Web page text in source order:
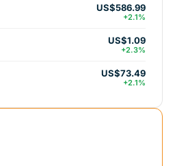
US$586.99
+2.1%
US$1.09
+2.3%
US$73.49
+2.1%